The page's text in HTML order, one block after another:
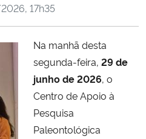
e Comunicações
17h35
Na manhã desta
segunda-feira, 29 de
junho de 2026, o
Centro de Apoio à
Pesquisa
Paleontológica